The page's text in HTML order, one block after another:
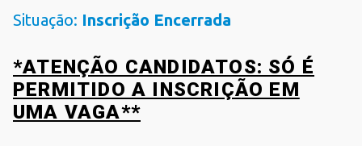
Situação: Inscrição Encerrada
*ATENÇÃO CANDIDATOS: SÓ É
PERMITIDO A INSCRIÇÃO EM
UMA VAGA**